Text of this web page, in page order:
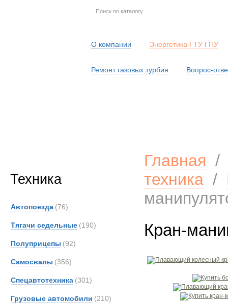
О компании Энергетика ГТУ ГПУ
Ремонт газовых турбин Вопрос-
Техника
Автопоезда (76)
Тягачи седельные (190)
Полуприцепы (92)
Самосвалы (356)
Спецавтотехника (301)
Грузовые автомобили (210)
Главная
техника /
Кран-